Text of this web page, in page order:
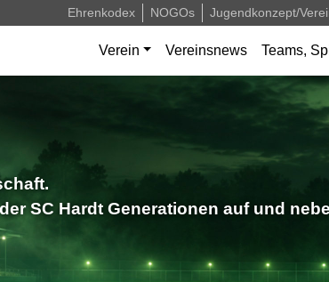
Ehrenkodex NOGOs Jugendkonzept/
Verein Vereinsnews Teams,
SC Hardt Generationen auf und